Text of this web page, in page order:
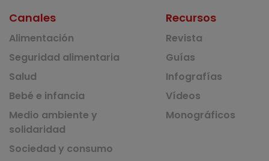
Canales
Alimentación
Seguridad alimentaria
Salud
Bebé e infancia
Medio ambiente y
solidaridad
Sociedad y consumo
Recursos
Revista
Guías
Infografías
Vídeos
Monográficos